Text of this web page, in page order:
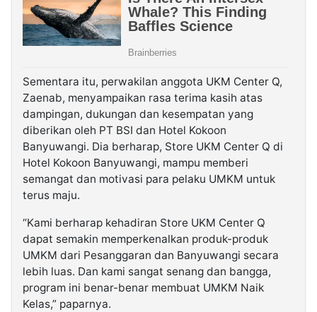
Sementara itu, perwakilan anggota UKM Center Q,
Zaenab, menyampaikan rasa terima kasih atas
dampingan, dukungan dan kesempatan yang
diberikan oleh PT BSI dan Hotel Kokoon
Banyuwangi. Dia berharap, Store UKM Center Q di
Hotel Kokoon Banyuwangi, mampu memberi
semangat dan motivasi para pelaku UMKM untuk
terus maju.
“Kami berharap kehadiran Store UKM Center Q
dapat semakin memperkenalkan produk-produk
UMKM dari Pesanggaran dan Banyuwangi secara
lebih luas. Dan kami sangat senang dan bangga,
program ini benar-benar membuat UMKM Naik
Kelas,” paparnya.